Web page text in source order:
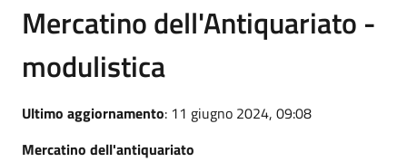
Mercatino dell'Antiquariato -
modulistica
Ultimo aggiornamento: 11 giugno 2024, 09:08
Mercatino dell'antiquariato